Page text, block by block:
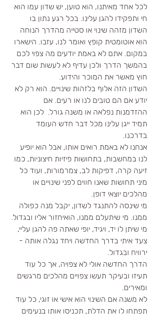
לכל אחד מאיתנו, הוא טוען, יש שדון עמו הוא
חי ותפקידו להגן עלינו. בכל רגע נתון בו
השדון מזהה שינוי או סטייה מהדרך הנוחה
הוא אוטומטית קופץ ואומר לנו, עזבו. הישארו
במקום. אתם לא באמת יודעים מה צפוי לכם
בהמשך הדרך ולכן עדיף לא לעשות שום דבר
חוץ מאשר את המוכר והידוע.
השדון הזה אלוף בלזהות שינויים. הוא רק לא
יודע אם הם טובים לנו או רעים. אם
ההזדמנות נפלאה או משנה גורל.  לכן הוא
תמיד ייגן עלינו מכל דבר חדש העומד
בדרכנו.
אנחנו לא באמת רואים אותו, אבל הוא יופיע
לנו במחשבות, בתחושות פיזיות חיצוניות, כמו
זיעה קרה, דפיקות לב, צמרמורות, ועוד כל
מיני תחושות שאנו חווים לפני שינויים או
מהלכים יוצאי דופן.
מי שינסה להתנגד לשדון, יקבל מנה כפולה
ממנו. מי שיתעלם ממנו, הואיחזור אליו ובגדול.
מי שיתן לו יד, ויגיד, יופי שאתה פה להגן עליי,
צעד איתי בדרך החדשה ויחד נגלה אותה -
ירוויח ובגדול.
הדרך החדשה אולי לא צפויה, אך כל עוד
תעיזו ובעיקר תעשו צפויים מהלכים מרגשים
ומאירים.
לא משנה אם השינוי הוא אישי או זוגי, כל עוד
תפתחו לו את הדלת, תכניסו אותו בנעימים